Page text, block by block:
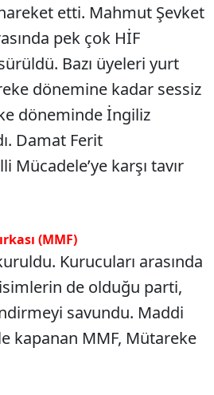
etti. Mahmut Şevket
pek çok HİF
Bazı üyeleri yurt
dönemine kadar sessiz
döneminde İngiliz
Damat Ferit
karşı tavır
(MMF)
Kurucuları arasında
de olduğu parti,
savundu. Maddi
kapanan MMF, Mütareke